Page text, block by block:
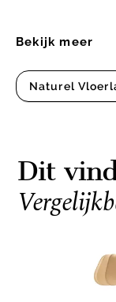
Bekijk meer
Naturel
Dit